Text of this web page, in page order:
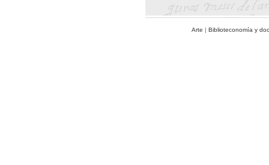
Arte | Biblioteconomía y